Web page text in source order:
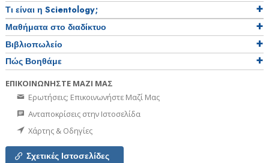
Τι είναι η Scientology;
Μαθήματα στο διαδίκτυο
Βιβλιοπωλείο
Πώς Βοηθάμε
ΕΠΙΚΟΙΝΩΝΗΣΤΕ ΜΑΖΙ ΜΑΣ
Ερωτήσεις; Επικοινωνήστε Μαζί Μας
Ανταποκρίσεις στην Ιστοσελίδα
Χάρτης & Οδηγίες
Σχετικές Ιστοσελίδες